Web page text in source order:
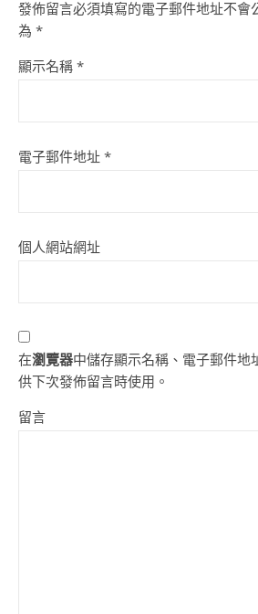
發佈留言必須填寫的電子郵件地址不會
為 *
顯示名稱 *
電子郵件地址 *
個人網站網址
在瀏覽器中儲存顯示名稱、電子郵件地
供下次發佈留言時使用。
留言